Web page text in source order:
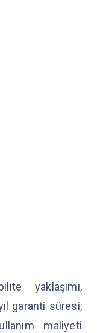
yaklaşımı,
garanti süresi,
maliyeti